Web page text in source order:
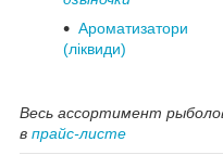
Ароматизатори
(ліквиди)
Весь ассортимент
в прайс-листе